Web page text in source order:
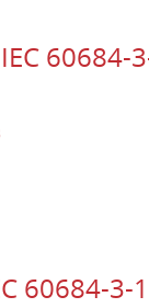
60684-
60684-3-